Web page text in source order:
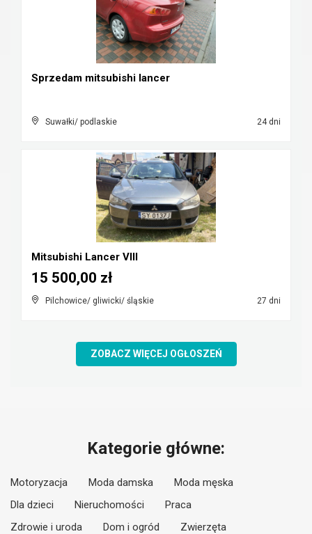
Sprzedam mitsubishi lancer
Suwałki/ podlaskie 24 dni
Mitsubishi Lancer VIII
Pilchowice/ gliwicki/ śląskie 27 dni
15 500,00 zł
ZOBACZ WIĘCEJ OGŁOSZEŃ
Kategorie główne:
Motoryzacja Moda damska
Moda męska
Dla dzieci
Nieruchomości
Praca
Zdrowie i uroda
Dom i ogród
Zwierzęta